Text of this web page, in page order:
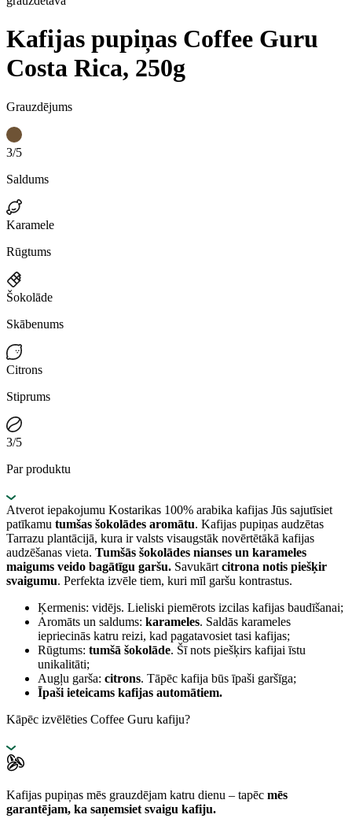
Kafijas pupiņas Coffee Guru
Costa Rica, 250g
Grauzdējums
3/5
Saldums
Karamele
Rūgtums
Šokolāde
Skābenums
Citrons
Stiprums
3/5
Par produktu
Atverot iepakojumu Kostarikas 100% arabika kafijas Jūs sajutīsiet
patīkamu tumšas šokolādes aromātu. Kafijas pupiņas audzētas
Tarrazu plantācijā, kura ir valsts visaugstāk novērtētākā kafijas
audzēšanas vieta. Tumšās šokolādes nianses un karameles
maigums veido bagātīgu garšu. Savukārt citrona notis piešķir
svaigumu. Perfekta izvēle tiem, kuri mīl garšu kontrastus.
Ķermenis: vidējs. Lieliski piemērots izcilas kafijas baudīšanai;
Aromāts un saldums: karameles. Saldās karameles
iepriecinās katru reizi, kad pagatavosiet tasi kafijas;
Rūgtums: tumšā šokolāde. Šī nots piešķirs kafijai īstu
unikalitāti;
Augļu garša: citrons. Tāpēc kafija būs īpaši garšīga;
Īpaši ieteicams kafijas automātiem.
Kāpēc izvēlēties Coffee Guru kafiju?
Kafijas pupiņas mēs grauzdējam katru dienu – tapēc mēs
garantējam, ka saņemsiet svaigu kafiju.